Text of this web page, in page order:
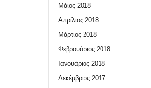
Μάιος 2018
Απρίλιος 2018
Μάρτιος 2018
Φεβρουάριος 2018
Ιανουάριος 2018
Δεκέμβριος 2017